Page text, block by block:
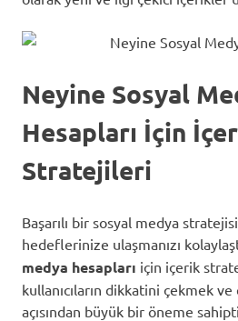
Neyine Sosyal
Hesapları İçin
Stratejileri
Başarılı bir sosyal medya
hedeflerinize ulaşmanızı
medya hesapları için içerik
kullanıcıların dikkatini çekmek
açısından büyük bir öneme